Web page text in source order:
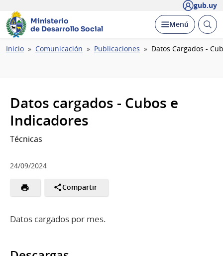
gub.uy
Ministerio
de Desarrollo Social
Desplegar
Menú Abrir
Ruta
Inicio Comunicación Publicaciones Datos Cargados -
Datos cargados - Cubos e
Indicadores
Técnicas
24/09/2024
Compartir
Datos cargados por mes.